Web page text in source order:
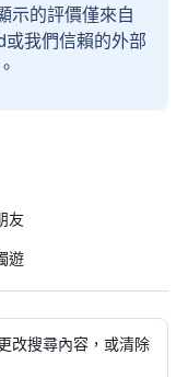
示的評價僅來自
我們信賴的外部
友
遊
改搜尋內容，或清除